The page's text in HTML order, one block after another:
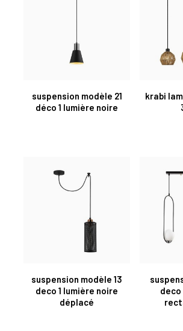
suspension modèle 21
déco 1 lumière noire
krabi
suspension modèle 13
deco 1 lumière noire
déplacé
deco